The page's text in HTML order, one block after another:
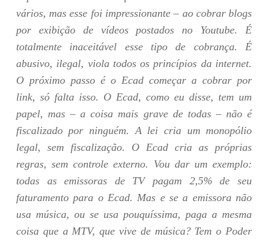
vários, mas esse foi impressionante – ao cobrar blogs
por exibição de vídeos postados no Youtube. É
totalmente inaceitável esse tipo de cobrança. É
abusivo, ilegal, viola todos os princípios da internet.
O próximo passo é o Ecad começar a cobrar por
link, só falta isso. O Ecad, como eu disse, tem um
papel, mas – a coisa mais grave de todas – não é
fiscalizado por ninguém. A lei cria um monopólio
legal, sem fiscalização. O Ecad cria as próprias
regras, sem controle externo. Vou dar um exemplo:
todas as emissoras de TV pagam 2,5% de seu
faturamento para o Ecad. Mas e se a emissora não
usa música, ou se usa pouquíssima, paga a mesma
coisa que a MTV, que vive de música? Tem o Poder